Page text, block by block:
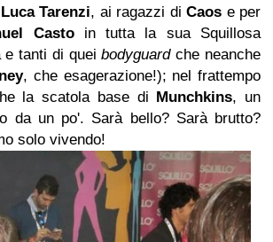
Luca Tarenzi, ai ragazzi diCaos e per
Castoin tutta la sua Squillosa
e tanti di queibodyguardche neanche
, che esagerazione!); nel frattempo
la scatola base di Munchkins, un
da un po'. Sarà bello? Sarà brutto?
solo vivendo!